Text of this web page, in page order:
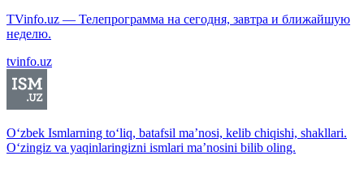
TVinfo.uz — Телепрограмма на сегодня, завтра и ближайшую
неделю.
tvinfo.uz
O‘zbek Ismlarning to‘liq, batafsil ma’nosi, kelib chiqishi, shakllari.
O‘zingiz va yaqinlaringizni ismlari ma’nosini bilib oling.